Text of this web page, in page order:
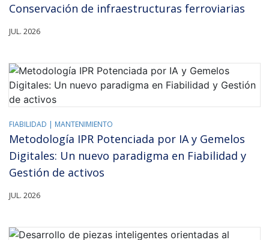
Conservación de infraestructuras ferroviarias
JUL. 2026
FIABILIDAD | MANTENIMIENTO
Metodología IPR Potenciada por IA y Gemelos
Digitales: Un nuevo paradigma en Fiabilidad y
Gestión de activos
JUL. 2026